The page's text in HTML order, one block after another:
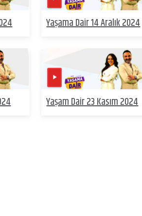
Yaşama Dair 14 Aralık 2024
Yaşam Dair 23 Kasım 2024